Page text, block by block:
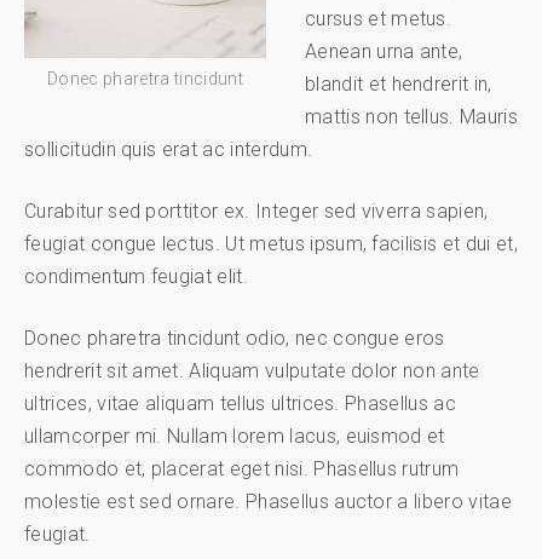
Donec pharetra tincidunt
cursus et metus.
Aenean urna ante,
blandit et hendrerit in,
mattis non tellus. Mauris
sollicitudin quis erat ac interdum.
Curabitur sed porttitor ex. Integer sed viverra sapien,
feugiat congue lectus. Ut metus ipsum, facilisis et dui et,
condimentum feugiat elit.
Donec pharetra tincidunt odio, nec congue eros
hendrerit sit amet. Aliquam vulputate dolor non ante
ultrices, vitae aliquam tellus ultrices. Phasellus ac
ullamcorper mi. Nullam lorem lacus, euismod et
commodo et, placerat eget nisi. Phasellus rutrum
molestie est sed ornare. Phasellus auctor a libero vitae
feugiat.